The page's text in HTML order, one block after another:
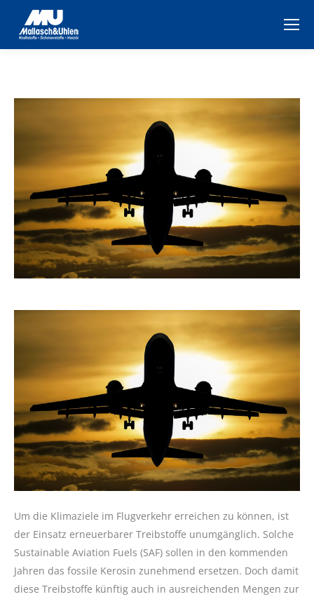
Um die Klimaziele im Flugverkehr erreichen zu können, ist
der Einsatz erneuerbarer Treibstoffe unumgänglich. Solche
Sustainable Aviation Fuels (SAF) sollen in den kommenden
Jahren das fossile Kerosin zunehmend ersetzen. Doch damit
diese Treibstoffe künftig auch in ausreichenden Mengen zur